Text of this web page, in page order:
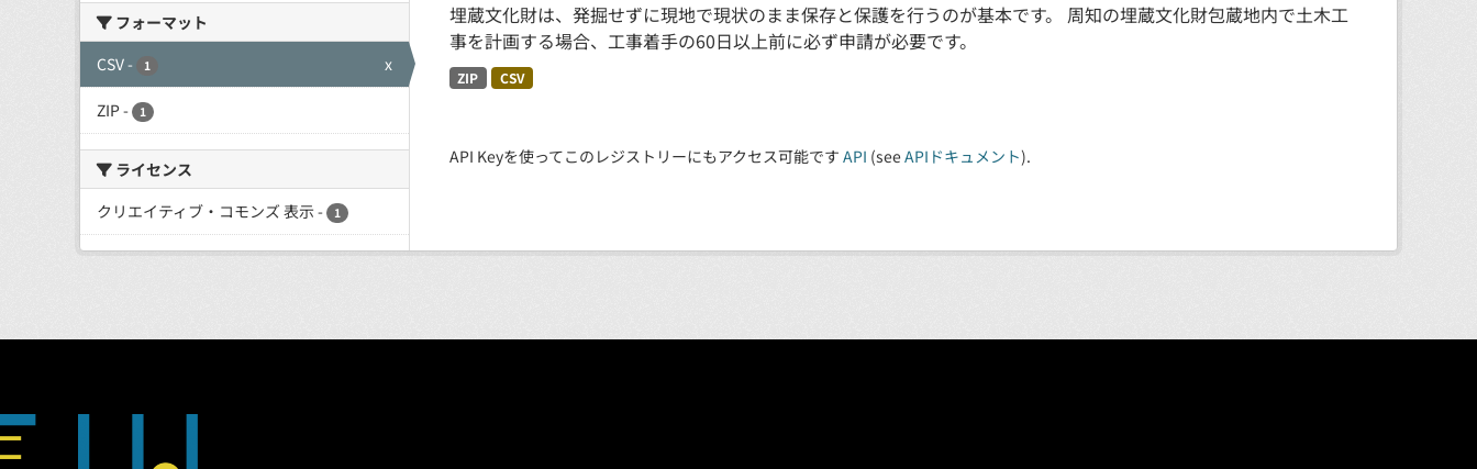
フォーマット
CSV- 1 x
ZIP- 1
ライセンス
クリエイティブ・コモンズ 表示- 1
埋蔵文化財は、発掘せずに現地で現状のまま保存と保護を行うのが基本です。 周知の埋蔵文化財包蔵地内で土木工
事を計画する場合、工事着手の60日以上前に必ず申請が必要です。
ZIP CSV
API Keyを使ってこのレジストリーにもアクセス可能です API (seeAPIドキュメント).